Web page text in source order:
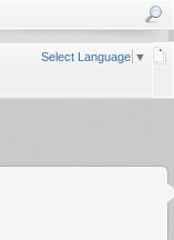
Select Language ▼